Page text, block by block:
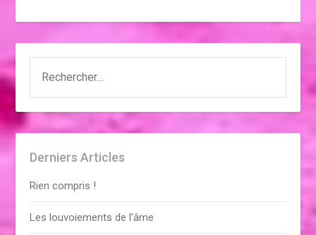
Derniers Articles
Rien compris !
Les louvoiements de l’âme